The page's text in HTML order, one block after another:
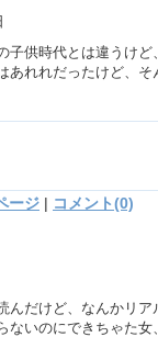
子供時代とは違うけ
あれれだったけど、そ
ージ | コメント(0)
んだけど、なんかリ
ないのにできちゃた